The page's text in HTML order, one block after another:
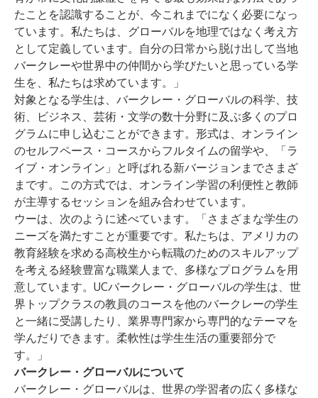
たことを認識することが、今これまでになく必要になっ
ています。私たちは、グローバルを地理ではなく考え方
として定義しています。自分の日常から脱け出して当地
バークレーや世界中の仲間から学びたいと思っている学
生を、私たちは求めています。」
対象となる学生は、バークレー・グローバルの科学、技
術、ビジネス、芸術・文学の数十分野に及ぶ多くのプロ
グラムに申し込むことができます。形式は、オンライン
のセルフペース・コースからフルタイムの留学や、「ラ
イブ・オンライン 」と呼ばれる新バージョンまでさまざ
まです。この方式では、オンライン学習の利便性と教師
が主導するセッションを組み合わせています。
ウーは、次のように述べています。「さまざまな学生の
ニーズを満たすことが重要です。私たちは、アメリカの
教育経験を求める高校生から転職のためのスキルアップ
を考える経験豊富な職業人まで、多様なプログラムを用
意しています。UCバークレー・グローバルの学生は、世
界トップクラスの教員のコースを他のバークレーの学生
と一緒に受講したり、業界専門家から専門的なテーマを
学んだりできます。柔軟性は学生生活の重要部分で
す。」
バークレー・グローバルについて
バークレー・グローバルは、世界の学習者の広く多様な